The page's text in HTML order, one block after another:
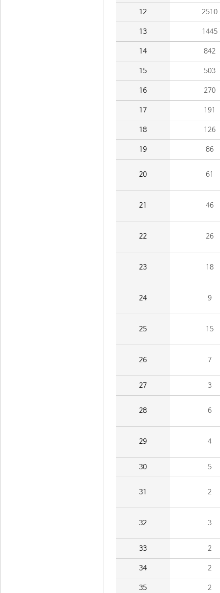
12 2510
13 1445
14 842
15 503
16 270
17 191
18 126
19 86
20 61
21 46
22 26
23 18
24 9
25 15
26 7
27 3
28 6
29 4
30 5
31 2
32 3
33 2
34 2
35 2